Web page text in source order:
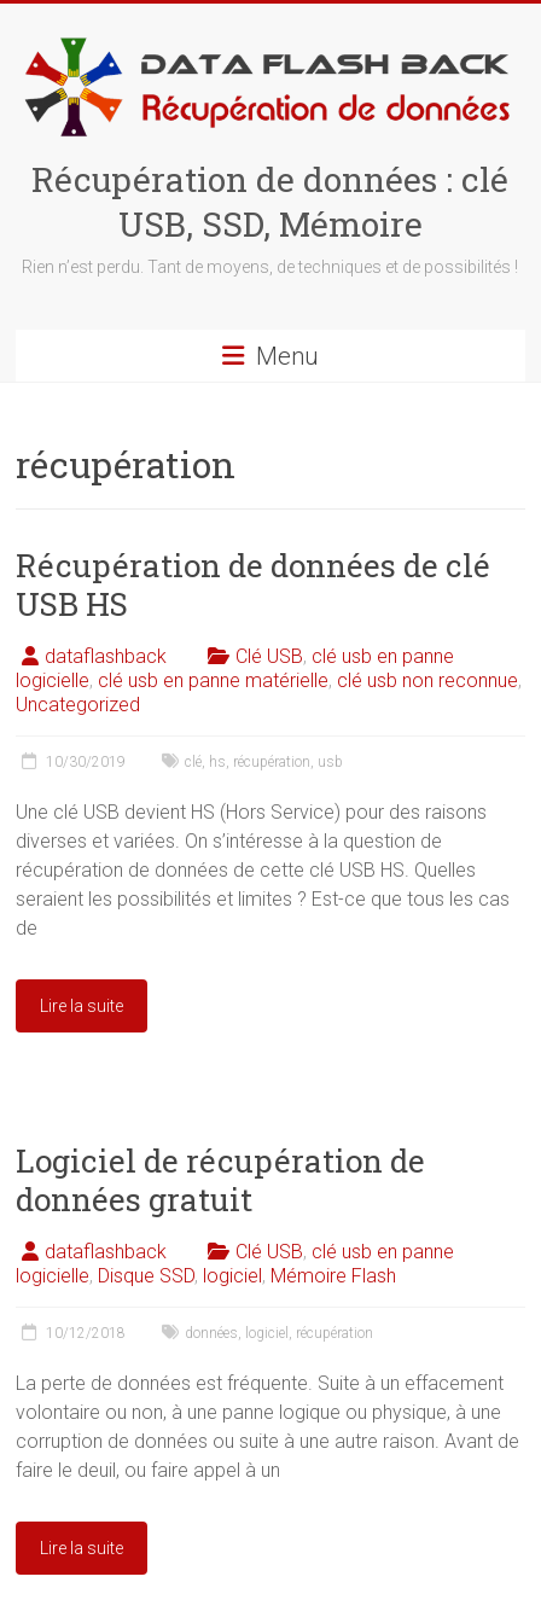
content
Récupération de données : clé
USB, SSD, Mémoire
Rien n’est perdu. Tant de moyens, de techniques et de possibilités !
Menu
récupération
Récupération de données de clé
USB HS
dataflashback Clé USB, clé usb en panne
logicielle, clé usb en panne matérielle, clé usb non reconnue,
Uncategorized
10/30/2019 clé, hs, récupération, usb
Une clé USB devient HS (Hors Service) pour des raisons
diverses et variées. On s’intéresse à la question de
récupération de données de cette clé USB HS. Quelles
seraient les possibilités et limites ? Est-ce que tous les cas
de
Lire la suite
Logiciel de récupération de
données gratuit
dataflashback Clé USB, clé usb en panne
logicielle, Disque SSD, logiciel, Mémoire Flash
10/12/2018 données, logiciel , récupération
La perte de données est fréquente. Suite à un effacement
volontaire ou non, à une panne logique ou physique, à une
corruption de données ou suite à une autre raison. Avant de
faire le deuil, ou faire appel à un
Lire la suite